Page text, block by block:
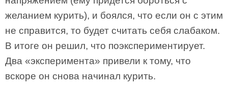
желанием курить), и боялся, что если он с этим
не справится, то будет считать себя слабаком.
В итоге он решил, что поэкспериментирует.
Два «эксперимента» привели к тому, что
вскоре он снова начинал курить.